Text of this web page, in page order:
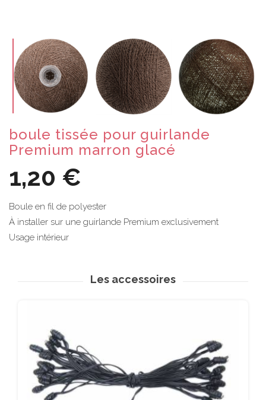
boule tissée pour guirlande
Premium marron glacé
1,20 €
Boule en fil de polyester
À installer sur une guirlande Premium exclusivement
Usage intérieur
Les accessoires